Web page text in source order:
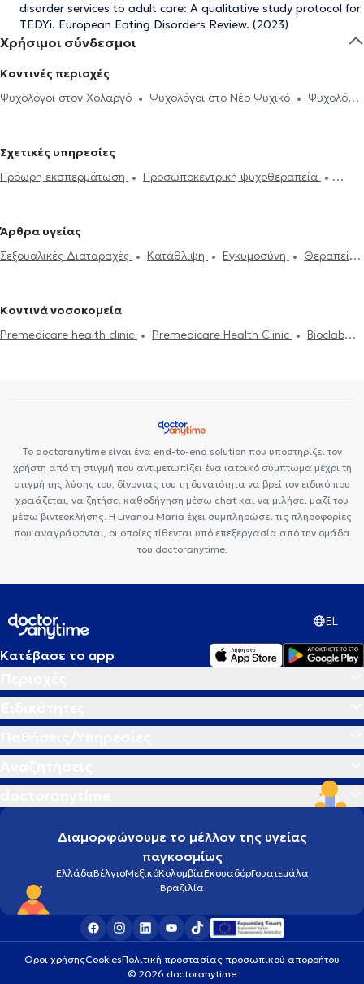
disorder services to adult care: A qualitative study protocol for
TEDYi. European Eating Disorders Review. (2023)
Χρήσιμοι σύνδεσμοι
Κοντινές περιοχές
Ψυχολόγοι στον Χολαργό
Ψυχολόγοι στο Νέο Ψυχικό
Ψυχολόγοι
Πανόρμου
Ψυχολόγοι στους Αμπελόκηπους
Αγία Παρασκευή
Ψυχολόγοι στου Ζωγράφου
Ψυχολόγοι στη
Ψυχολόγοι στην Κω
Μαρούσι
Ψυχολόγοι στου Γκύζη Ψυχολόγοι στο Πολύγωνο
Σχετικές υπηρεσίες
Πρόωρη εκσπερμάτωση
Προσωποκεντρική ψυχοθεραπεία
και παιδιών
Ομαδική ψυχοθεραπεία
ενδυνάμωση
Συμβουλευτική φροντιστών ατόμων με άνοια
Life
Ψυχογενής Βουλιμία - Ψυχογενής Ανορεξία
Κρίση πανικού
Άρθρα υγείας
Σεξουαλικές Διαταραχές
Κατάθλιψη Εγκυμοσύνη
Θεραπεία
διαδίκτυο
ΔΕΠΥ Κρίση πανικού
Εθισμός
Τεστ επαγγελματικού προσανατολισμού
Κοντινά νοσοκομεία
Premedicare health clinic
Premedicare Health Clinic
Bioclab
Το doctoranytime είναι ένα end-to-end solution που υποστηρίζει τον
χρήστη από τη στιγμή που αντιμετωπίζει ένα ιατρικό σύμπτωμα μέχρι τη
στιγμή της λύσης του, δίνοντας του τη δυνατότητα να βρεί τον ειδικό που
χρειάζεται, να ζητήσει καθοδήγηση μέσω chat και να μιλήσει μαζί του
μέσω βιντεοκλήσης. Η Livanou Maria έχει συμπληρώσει τις πληροφορίες
που αναγράφονται, οι οποίες τίθενται υπό επεξεργασία από την ομάδα
του doctoranytime.
EL
Κατέβασε το app
Διαμορφώνουμε το μέλλον της υγείας
παγκοσμίως
ΕλλάδαΒέλγιοΜεξικόΚολομβίαΕκουαδόρΓουατεμάλα
Βραζιλία
Οροι χρήσηςCookiesΠολιτική προστασίας προσωπικού απορρήτου
© 2026 doctoranytime